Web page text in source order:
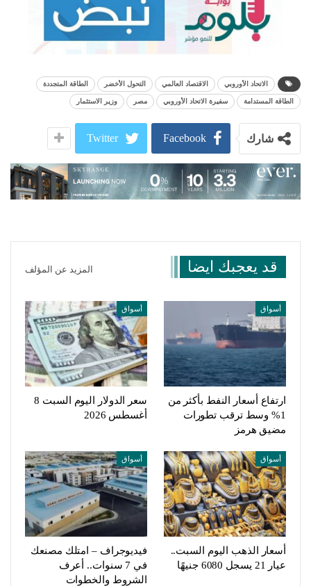
الاتحاد الأوروبي الاقتصاد العالمي التحول الأخضر الطاقة المتجددة
الطاقة المستدامة سفيرة الاتحاد الأوروبي مصر وزير الاستثمار
شارك Facebook
Twitter
قد يعجبك ايضا المزيد عن المؤلف
أسواق
ارتفاع أسعار النفط بأكثر من
1% وسط ترقب تطورات
مضيق هرمز
أسواق
سعر الدولار اليوم السبت 8
أغسطس 2026
أسواق
أسعار الذهب اليوم السبت..
عيار 21 يسجل 6080 جنيهًا
أسواق
فيديوجراف – امتلك مصنعك
في 7 سنوات.. أعرف
الشروط والخطوات